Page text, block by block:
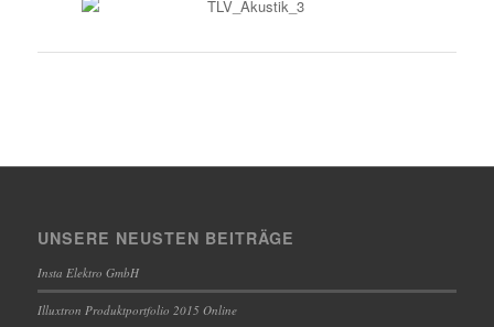
UNSERE NEUSTEN BEITRÄGE
Insta Elektro GmbH
Illuxtron Produktportfolio 2015 Online